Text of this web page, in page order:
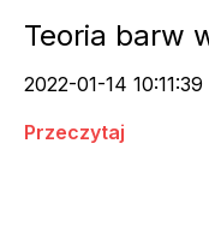
Teoria barw
2022-01-14 10:11:39
Przeczytaj